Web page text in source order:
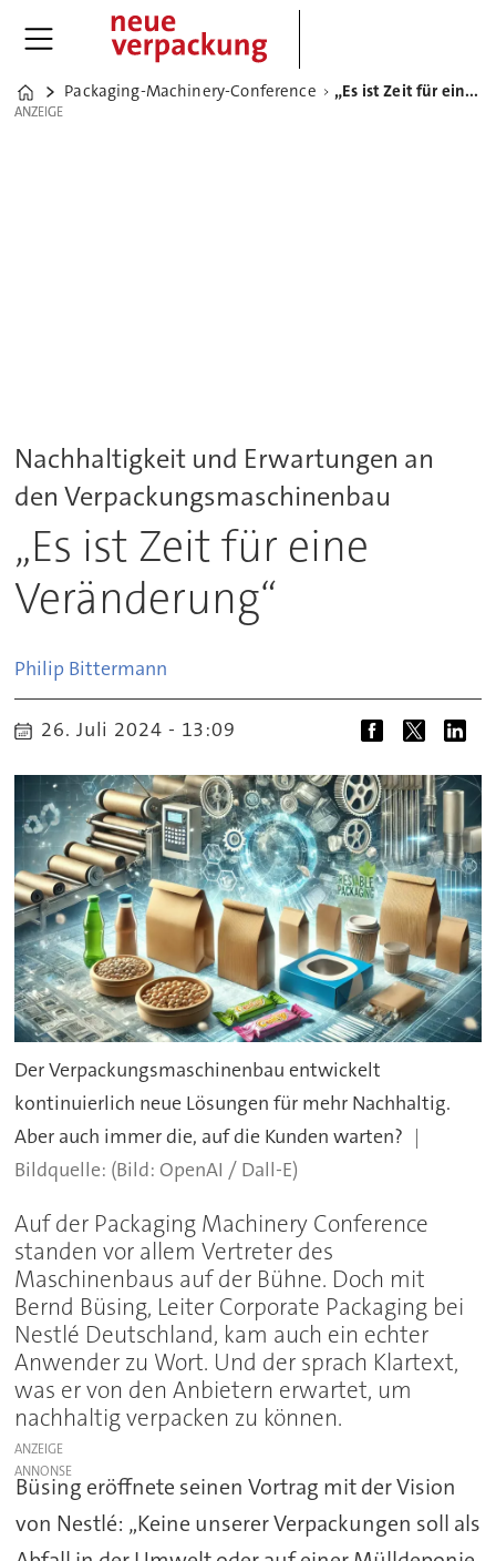
Home
Packaging-Machinery-Conference „Es ist Zeit für eine Veränderung“
ANZEIGE
ANZEIGE
Nachhaltigkeit und Erwartungen an
den Verpackungsmaschinenbau
„Es ist Zeit für eine
Veränderung“
Philip Bittermann
26. Juli 2024 - 13:09
Der Verpackungsmaschinenbau entwickelt
kontinuierlich neue Lösungen für mehr Nachhaltig.
Aber auch immer die, auf die Kunden warten?
(Bild: OpenAI / Dall-E)
Auf der Packaging Machinery Conference
standen vor allem Vertreter des
Maschinenbaus auf der Bühne. Doch mit
Bernd Büsing, Leiter Corporate Packaging bei
Nestlé Deutschland, kam auch ein echter
Anwender zu Wort. Und der sprach Klartext,
was er von den Anbietern erwartet, um
nachhaltig verpacken zu können.
ANZEIGE
Büsing eröffnete seinen Vortrag mit der Vision
von Nestlé: „Keine unserer Verpackungen soll als